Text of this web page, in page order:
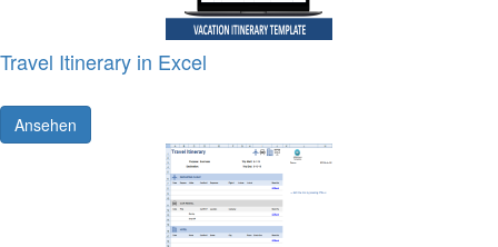
Travel Itinerary in Excel
Ansehen